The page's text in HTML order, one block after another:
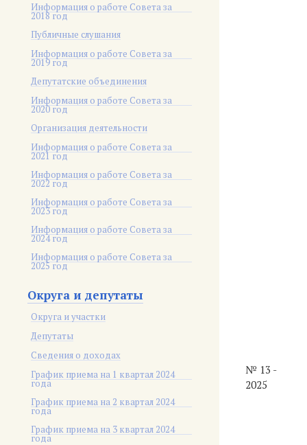
Информация о работе Совета за
2018 год
Публичные слушания
Информация о работе Совета за
2019 год
Депутатские объединения
Информация о работе Совета за
2020 год
Организация деятельности
Информация о работе Совета за
2021 год
Информация о работе Совета за
2022 год
Информация о работе Совета за
2023 год
Информация о работе Совета за
2024 год
Информация о работе Совета за
2025 год
Округа и депутаты
Округа и участки
Депутаты
Сведения о доходах
График приема на 1 квартал 2024
года
График приема на 2 квартал 2024
года
График приема на 3 квартал 2024
года
№ 13 -
2025